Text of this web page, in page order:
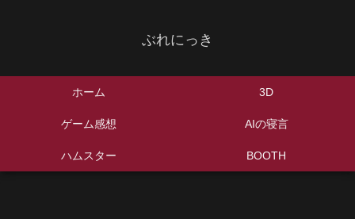
ぶれにっき
ホーム 3D
ゲーム感想 AIの寝言
ハムスター BOOTH